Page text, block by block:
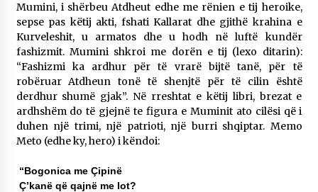
Mumini, i shërbeu Atdheut edhe me rënien e tij heroike,
sepse pas këtij akti, fshati Kallarat dhe gjithë krahina e
Kurveleshit, u armatos dhe u hodh në luftë kundër
fashizmit. Mumini shkroi me dorën e tij (lexo ditarin):
“Fashizmi ka ardhur për të vrarë bijtë tanë, për të
robëruar Atdheun tonë të shenjtë për të cilin është
derdhur shumë gjak”. Në rreshtat e këtij libri, brezat e
ardhshëm do të gjejnë te figura e Muminit ato cilësi që i
duhen një trimi, një patrioti, një burri shqiptar. Memo
Meto (edhe ky, hero) i këndoi:
“Bogonica me Çipinë
Ç’kanë që qajnë me lot?